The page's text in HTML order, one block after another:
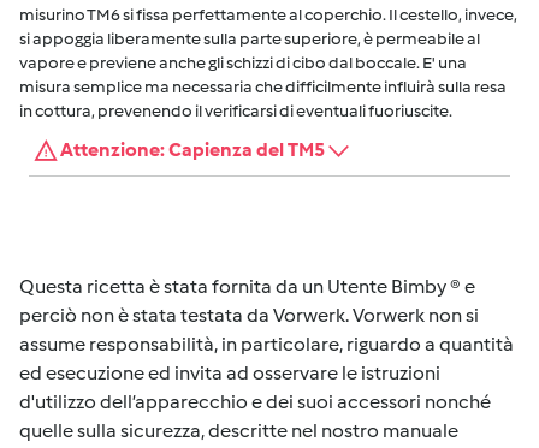
misurino TM6 si fissa perfettamente al coperchio. Il cestello, invece,
si appoggia liberamente sulla parte superiore, è permeabile al
vapore e previene anche gli schizzi di cibo dal boccale. E' una
misura semplice ma necessaria che difficilmente influirà sulla resa
in cottura, prevenendo il verificarsi di eventuali fuoriuscite.
Attenzione: Capienza del TM5
Questa ricetta è stata fornita da un Utente Bimby ® e
perciò non è stata testata da Vorwerk. Vorwerk non si
assume responsabilità, in particolare, riguardo a quantità
ed esecuzione ed invita ad osservare le istruzioni
d'utilizzo dell’apparecchio e dei suoi accessori nonché
quelle sulla sicurezza, descritte nel nostro manuale